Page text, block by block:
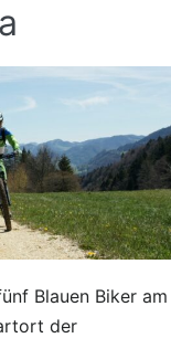
Blauen Biker am
der